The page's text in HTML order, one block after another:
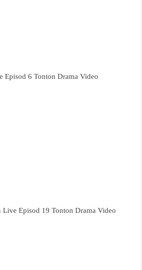
Episod 6 Tonton Drama Video
Live Episod 19 Tonton Drama Video